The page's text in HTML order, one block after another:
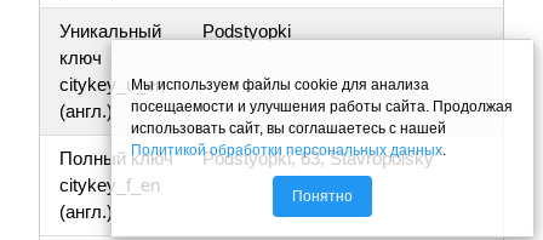
Уникальный
ключ
citykey_u_en
(англ.)
Podstyopki
Полный ключ
citykey_f_en
(англ.)
Podstyopki, 63, Stavropolsky
Мы используем файлы cookie для анализа
посещаемости и улучшения работы сайта. Продолжая
использовать сайт, вы соглашаетесь с нашей
Политикой обработки персональных данных.
Понятно